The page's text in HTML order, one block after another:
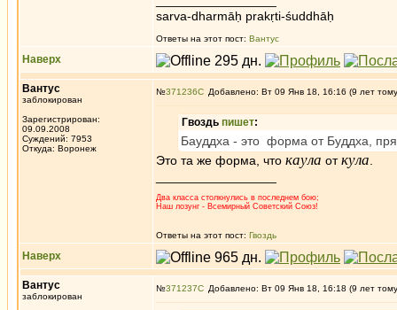
sarva-dharmāḥ prakṛti-śuddhāḥ
Ответы на этот пост: Вантус
Наверх
Вантус
заблокирован
Зарегистрирован:
09.09.2008
Суждений: 7953
Откуда: Воронеж
№371236 Добавлено: Вт 09 Янв 18, 16:16 (9 лет
Гвоздь пишет:
Бауддха - это форма от Буддха,
Это та же форма, что каула откула
Два класса столкнулись в последнем бою;
Наш лозунг - Всемирный Советский Союз!
Ответы на этот пост: Гвоздь
Наверх
Вантус
заблокирован
№371237 Добавлено: Вт 09 Янв 18, 16:18 (9 лет